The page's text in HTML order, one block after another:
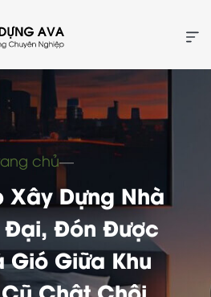
chủ―
Xây Dựng Nhà
Đại, Đón Được
Gió Giữa Khu